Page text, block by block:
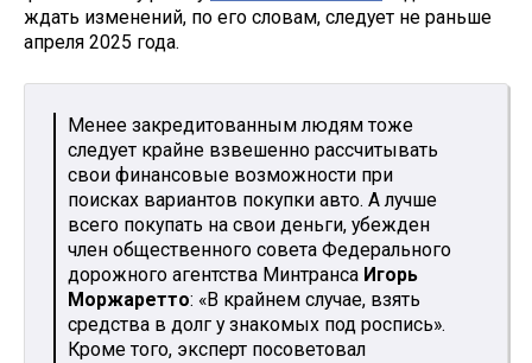
ждать изменений, по его словам, следует не раньше
апреля 2025 года.
Менее закредитованным людям тоже
следует крайне взвешенно рассчитывать
свои финансовые возможности при
поисках вариантов покупки авто. А лучше
всего покупать на свои деньги, убежден
член общественного совета Федерального
дорожного агентства Минтранса Игорь
Моржаретто: «В крайнем случае, взять
средства в долг у знакомых под роспись».
Кроме того, эксперт посоветовал